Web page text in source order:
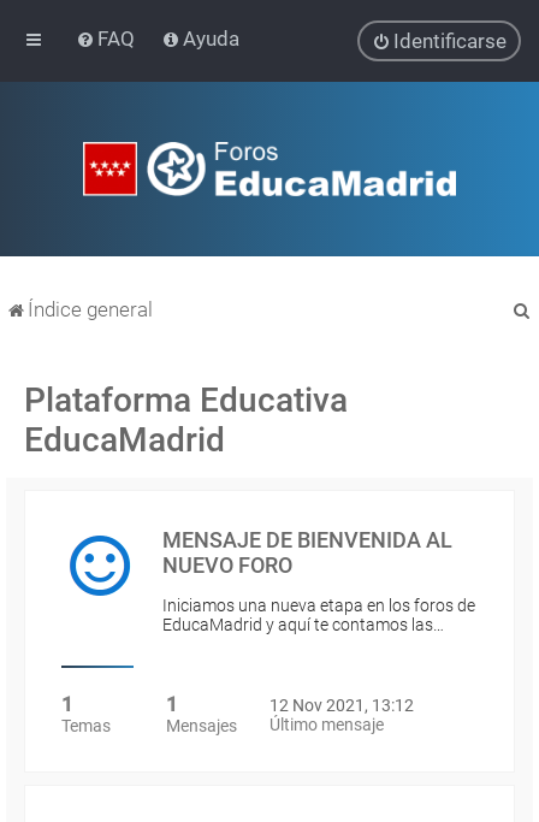
FAQ Ayuda Identificarse
Índice general
Plataforma Educativa
EducaMadrid
MENSAJE DE BIENVENIDA AL
NUEVO FORO
Iniciamos una nueva etapa en los foros de
EducaMadrid y aquí te contamos las…
1
Temas
1
Mensajes
12 Nov 2021, 13:12
Último mensaje